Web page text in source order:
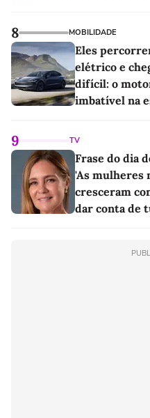
8 MOBILIDADE
Eles
elétrico e
difícil: o
imbatível na
9 TV
Frase do dia
'As mulheres
cresceram
dar conta de